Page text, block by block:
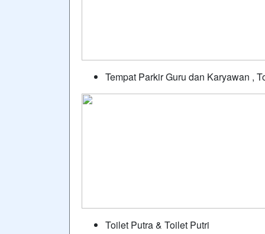
Tempat Parkir Guru dan Karyawan ,
Toilet Putra & Toilet Putri